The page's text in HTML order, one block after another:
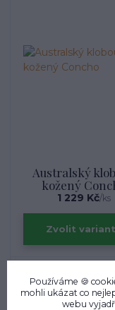
Australský
kožený
1 229 Kč/ks
Zvolit
Používáme 🍪
mohli ukázat co
webu